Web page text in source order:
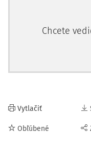
Chcete
Vytlačiť
Obľúbené